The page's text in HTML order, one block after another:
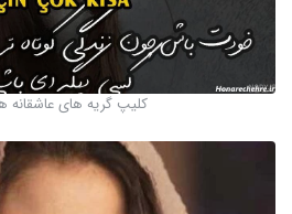
کلیپ گریه های عاشقانه